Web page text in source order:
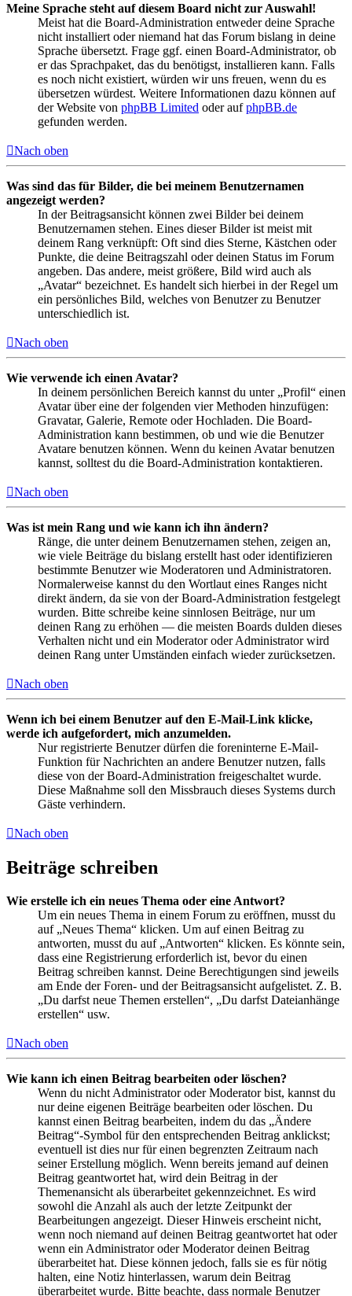
Meine Sprache steht auf diesem Board nicht zur Auswahl!
Meist hat die Board-Administration entweder deine Sprache
nicht installiert oder niemand hat das Forum bislang in deine
Sprache übersetzt. Frage ggf. einen Board-Administrator, ob
er das Sprachpaket, das du benötigst, installieren kann. Falls
es noch nicht existiert, würden wir uns freuen, wenn du es
übersetzen würdest. Weitere Informationen dazu können auf
der Website von phpBB Limited oder aufphpBB.de
gefunden werden.
Nach oben
Was sind das für Bilder, die bei meinem Benutzernamen
angezeigt werden?
In der Beitragsansicht können zwei Bilder bei deinem
Benutzernamen stehen. Eines dieser Bilder ist meist mit
deinem Rang verknüpft: Oft sind dies Sterne, Kästchen oder
Punkte, die deine Beitragszahl oder deinen Status im Forum
angeben. Das andere, meist größere, Bild wird auch als
„Avatar“ bezeichnet. Es handelt sich hierbei in der Regel um
ein persönliches Bild, welches von Benutzer zu Benutzer
unterschiedlich ist.
Nach oben
Wie verwende ich einen Avatar?
In deinem persönlichen Bereich kannst du unter „Profil“ einen
Avatar über eine der folgenden vier Methoden hinzufügen:
Gravatar, Galerie, Remote oder Hochladen. Die Board-
Administration kann bestimmen, ob und wie die Benutzer
Avatare benutzen können. Wenn du keinen Avatar benutzen
kannst, solltest du die Board-Administration kontaktieren.
Nach oben
Was ist mein Rang und wie kann ich ihn ändern?
Ränge, die unter deinem Benutzernamen stehen, zeigen an,
wie viele Beiträge du bislang erstellt hast oder identifizieren
bestimmte Benutzer wie Moderatoren und Administratoren.
Normalerweise kannst du den Wortlaut eines Ranges nicht
direkt ändern, da sie von der Board-Administration festgelegt
wurden. Bitte schreibe keine sinnlosen Beiträge, nur um
deinen Rang zu erhöhen — die meisten Boards dulden dieses
Verhalten nicht und ein Moderator oder Administrator wird
deinen Rang unter Umständen einfach wieder zurücksetzen.
Nach oben
Wenn ich bei einem Benutzer auf den E-Mail-Link klicke,
werde ich aufgefordert, mich anzumelden.
Nur registrierte Benutzer dürfen die foreninterne E-Mail-
Funktion für Nachrichten an andere Benutzer nutzen, falls
diese von der Board-Administration freigeschaltet wurde.
Diese Maßnahme soll den Missbrauch dieses Systems durch
Gäste verhindern.
Nach oben
Beiträge schreiben
Wie erstelle ich ein neues Thema oder eine Antwort?
Um ein neues Thema in einem Forum zu eröffnen, musst du
auf „Neues Thema“ klicken. Um auf einen Beitrag zu
antworten, musst du auf „Antworten“ klicken. Es könnte sein,
dass eine Registrierung erforderlich ist, bevor du einen
Beitrag schreiben kannst. Deine Berechtigungen sind jeweils
am Ende der Foren- und der Beitragsansicht aufgelistet. Z. B.
„Du darfst neue Themen erstellen“, „Du darfst Dateianhänge
erstellen“ usw.
Nach oben
Wie kann ich einen Beitrag bearbeiten oder löschen?
Wenn du nicht Administrator oder Moderator bist, kannst du
nur deine eigenen Beiträge bearbeiten oder löschen. Du
kannst einen Beitrag bearbeiten, indem du das „Ändere
Beitrag“-Symbol für den entsprechenden Beitrag anklickst;
eventuell ist dies nur für einen begrenzten Zeitraum nach
seiner Erstellung möglich. Wenn bereits jemand auf deinen
Beitrag geantwortet hat, wird dein Beitrag in der
Themenansicht als überarbeitet gekennzeichnet. Es wird
sowohl die Anzahl als auch der letzte Zeitpunkt der
Bearbeitungen angezeigt. Dieser Hinweis erscheint nicht,
wenn noch niemand auf deinen Beitrag geantwortet hat oder
wenn ein Administrator oder Moderator deinen Beitrag
überarbeitet hat. Diese können jedoch, falls sie es für nötig
halten, eine Notiz hinterlassen, warum dein Beitrag
überarbeitet wurde. Bitte beachte, dass normale Benutzer